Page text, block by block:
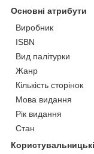
Основні атрибути
Виробник
ISBN
Вид палітурки
Жанр
Кількість сторінок
Мова видання
Рік видання
Стан